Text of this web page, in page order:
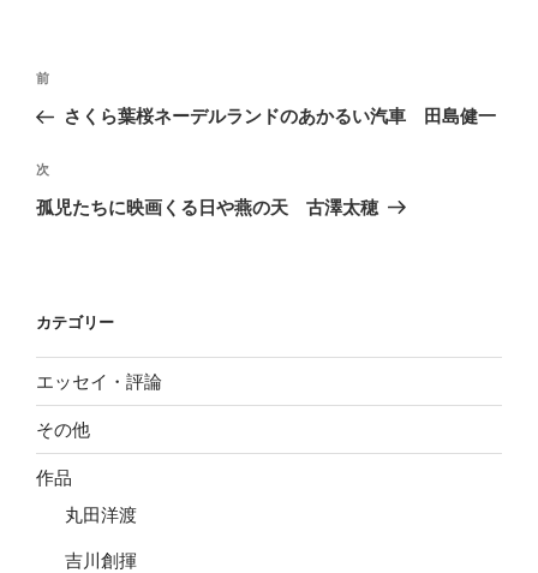
投
ナ
ビ
ゲ
ン
前
の
稿
前
さくら葉桜ネーデルランドのあかるい汽車 田島健一
次
の
次
孤児たちに映画くる日や燕の天 古澤太穂
カテゴリー
エッセイ・評論
その他
作品
丸田洋渡
吉川創揮